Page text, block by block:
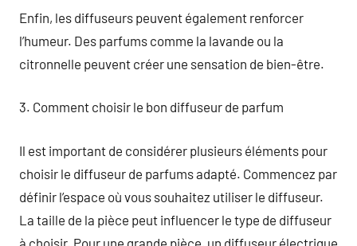
Enfin, les diffuseurs peuvent également renforcer
l’humeur. Des parfums comme la lavande ou la
citronnelle peuvent créer une sensation de bien-être.
3. Comment choisir le bon diffuseur de parfum
Il est important de considérer plusieurs éléments pour
choisir le diffuseur de parfums adapté. Commencez par
définir l’espace où vous souhaitez utiliser le diffuseur.
La taille de la pièce peut influencer le type de diffuseur
à choisir. Pour une grande pièce, un diffuseur électrique